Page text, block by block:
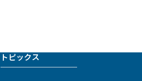
トピックス